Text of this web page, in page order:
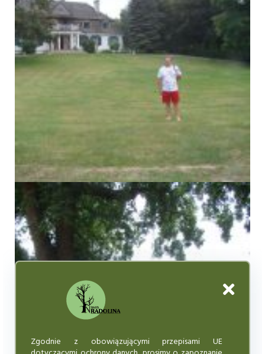
Zgodnie z obowiązującymi przepisami UE